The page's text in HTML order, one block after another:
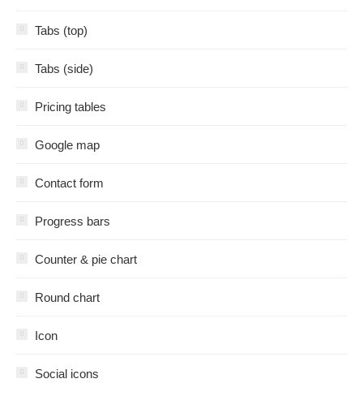
Tabs (top)
Tabs (side)
Pricing tables
Google map
Contact form
Progress bars
Counter & pie chart
Round chart
Icon
Social icons